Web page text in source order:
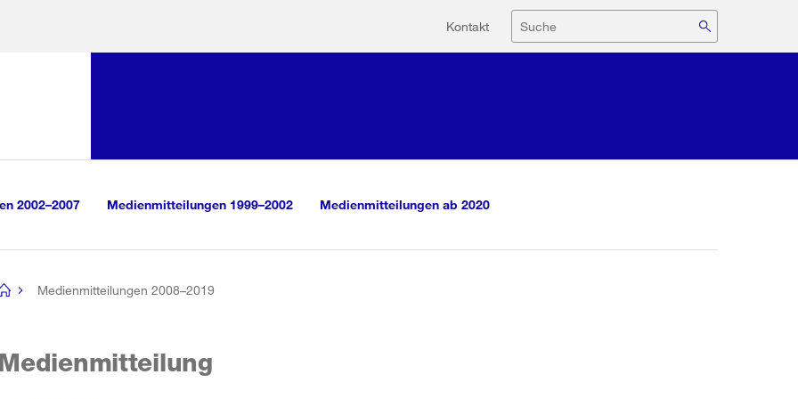
Hilfsnavigation
Kontakt Suche
2002–2007 Medienmitteilungen 1999–2002 Medienmitteilungen ab 2020
Medienmitteilungen 2008–2019